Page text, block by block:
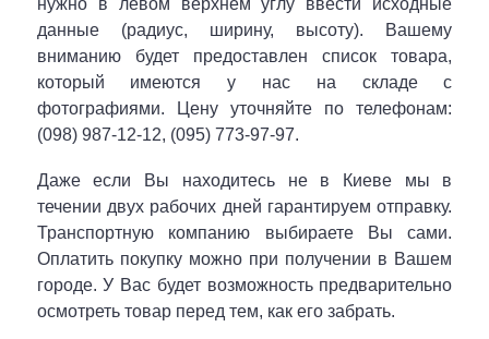
нужно в левом верхнем углу ввести исходные
данные (радиус, ширину, высоту). Вашему
вниманию будет предоставлен список товара,
который имеются у нас на складе с
фотографиями. Цену уточняйте по телефонам:
(098) 987-12-12, (095) 773-97-97.
Даже если Вы находитесь не в Киеве мы в
течении двух рабочих дней гарантируем отправку.
Транспортную компанию выбираете Вы сами.
Оплатить покупку можно при получении в Вашем
городе. У Вас будет возможность предварительно
осмотреть товар перед тем, как его забрать.